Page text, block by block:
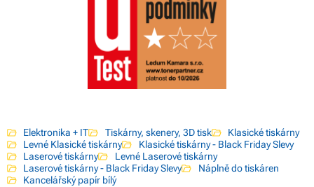
Elektronika + IT Tiskárny, skenery, 3D tisk
Klasické tiskárny
Levné Klasické tiskárny
Klasické tiskárny - Black Friday Slevy
Laserové tiskárny
Levné Laserové tiskárny
Laserové tiskárny - Black Friday Slevy
Náplně do tiskáren
Kancelářský papír bílý